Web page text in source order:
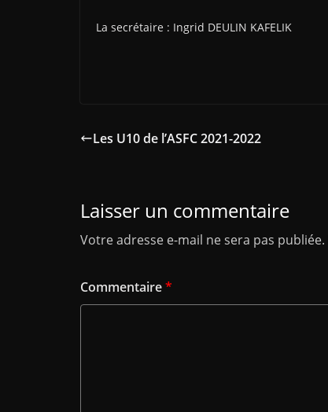
La secrétaire : Ingrid DEULIN KAFELIK
Les U10 de l’ASFC 2021-2022
Laisser un commentaire
Votre adresse e-mail ne sera pas publiée.
Commentaire*